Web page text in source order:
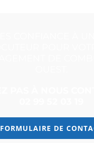
FORMULAIRE DE